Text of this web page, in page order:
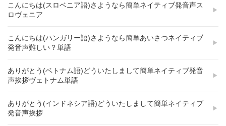
こんにちは(スロベニア語)さようなら簡単ネイティブ発音声ス
ロヴェニア
こんにちは(ハンガリー語)さようなら簡単あいさつネイティブ
発音声難しい？単語
ありがとう(ベトナム語)どういたしまして簡単ネイティブ発音
声挨拶ヴェトナム単語
ありがとう(インドネシア語)どういたしまして簡単ネイティブ
発音声挨拶